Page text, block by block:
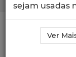
Ciência_Iscte
Currículo
sejam usadas
Ver